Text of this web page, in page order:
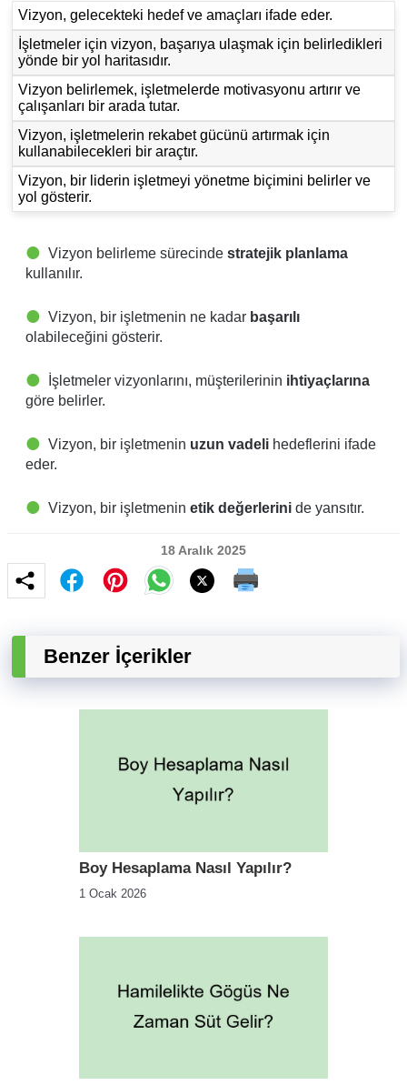
Vizyon, gelecekteki hedef ve amaçları ifade eder.
İşletmeler için vizyon, başarıya ulaşmak için belirledikleri
yönde bir yol haritasıdır.
Vizyon belirlemek, işletmelerde motivasyonu artırır ve
çalışanları bir arada tutar.
Vizyon, işletmelerin rekabet gücünü artırmak için
kullanabilecekleri bir araçtır.
Vizyon, bir liderin işletmeyi yönetme biçimini belirler ve
yol gösterir.
Vizyon belirleme sürecinde stratejik planlama
kullanılır.
Vizyon, bir işletmenin ne kadar başarılı
olabileceğini gösterir.
İşletmeler vizyonlarını, müşterilerinin ihtiyaçlarına
göre belirler.
Vizyon, bir işletmenin uzun vadeli hedeflerini ifade
eder.
Vizyon, bir işletmenin etik değerlerini de yansıtır.
18 Aralık 2025
Benzer İçerikler
Boy Hesaplama Nasıl Yapılır?
1 Ocak 2026